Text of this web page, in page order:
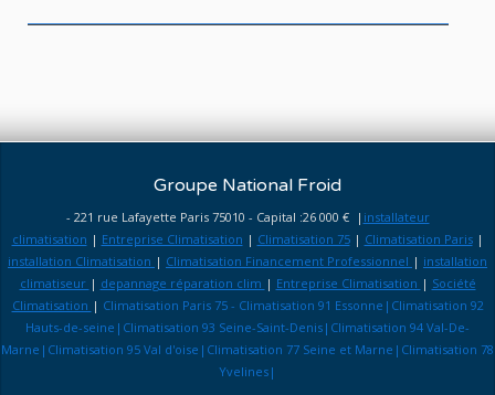
Groupe National Froid
- 221 rue Lafayette Paris 75010 - Capital :26 000 € | installateur
climatisation | Entreprise Climatisation | Climatisation 75| Climatisation Paris|
installation Climatisation | Climatisation Financement Professionnel | installation
climatiseur | depannage réparation clim | Entreprise Climatisation | Société
Climatisation | Climatisation Paris 75 - Climatisation 91 Essonne|Climatisation 92
Hauts-de-seine|Climatisation 93 Seine-Saint-Denis|Climatisation 94 Val-De-
Marne|Climatisation 95 Val d'oise|Climatisation 77 Seine et Marne|Climatisation 78
Yvelines|